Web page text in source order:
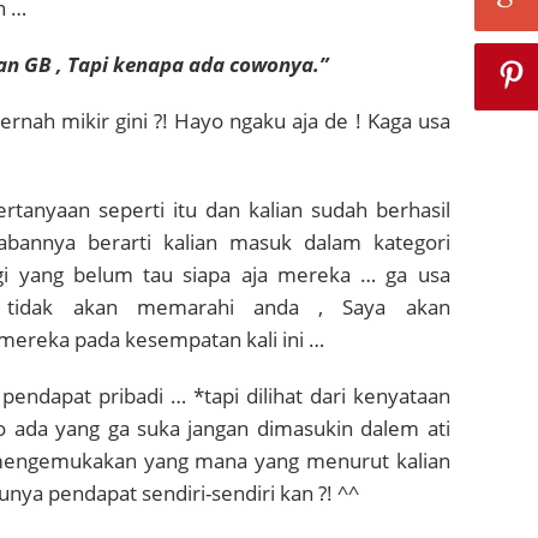
…
GB , Tapi kenapa ada cowonya.”
mikir gini ?! Hayo ngaku aja de ! Kaga usa
seperti itu dan kalian sudah berhasil
berarti kalian masuk dalam kategori
yang belum tau siapa aja mereka … ga usa
akan memarahi anda , Saya akan
pada kesempatan kali ini …
pribadi … *tapi dilihat dari kenyataan
ada yang ga suka jangan dimasukin dalem ati
yang mana yang menurut kalian
pendapat sendiri-sendiri kan ?! ^^